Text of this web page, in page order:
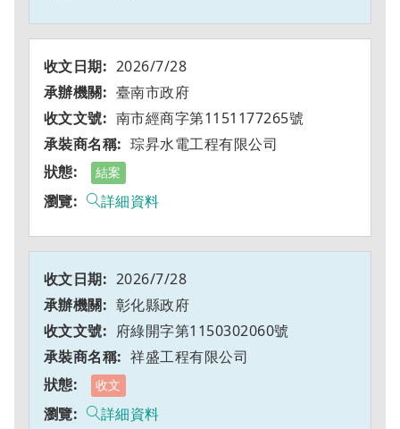
2026/7/28
臺南市政府
南市經商字第1151177265號
琮昇水電工程有限公司
結案
詳細資料
2026/7/28
彰化縣政府
府綠開字第1150302060號
祥盛工程有限公司
收文
詳細資料